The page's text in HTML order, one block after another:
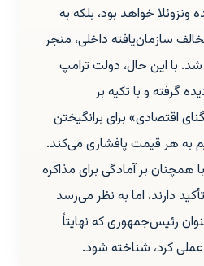
ونزوئلا خواهد بود، بلکه به
سازمان‌یافته داخلی، منجر
شد. با این حال، دولت ترامپ
گرفته و با تکیه بر
اقتصادی» برای برانگیختن
به هر قیمت پافشاری می‌کند.
همچنان بر آمادگی برای مذاکره
دارند، اما به نظر می‌رسد
رئیس‌جمهوری که نهایتاً
عملی کرد، شناخته شود.